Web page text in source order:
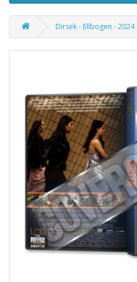
Dirsek - Ellbogen - 2024